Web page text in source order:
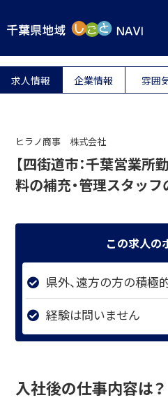
求人情報 企業情報 雰囲
ヒラノ商事 株式会社
【四街道市：千葉営業所
料の補充・管理スタッフ
この求人の
県外、遠方の方の積極
経験は問いません
入社後の仕事内容は？